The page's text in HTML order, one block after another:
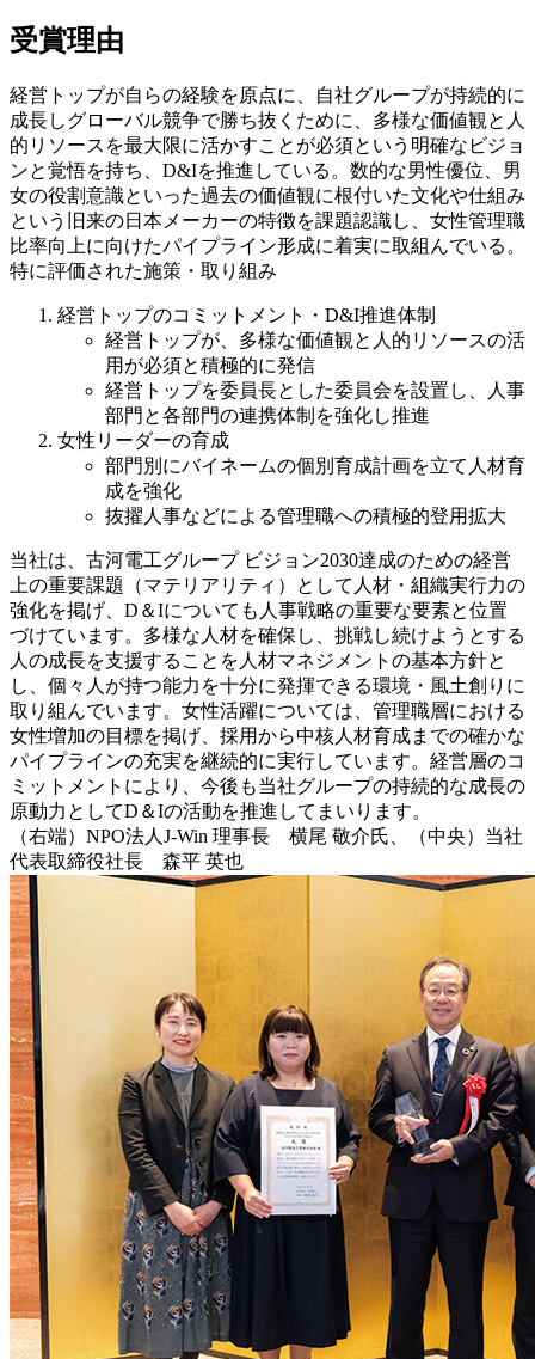
受賞理由
経営トップが自らの経験を原点に、自社グループが持続的に
成長しグローバル競争で勝ち抜くために、多様な価値観と人
的リソースを最大限に活かすことが必須という明確なビジョ
ンと覚悟を持ち、D&Iを推進している。数的な男性優位、男
女の役割意識といった過去の価値観に根付いた文化や仕組み
という旧来の日本メーカーの特徴を課題認識し、女性管理職
比率向上に向けたパイプライン形成に着実に取組んでいる。
特に評価された施策・取り組み
経営トップのコミットメント・D&I推進体制
経営トップが、多様な価値観と人的リソースの活
用が必須と積極的に発信
経営トップを委員長とした委員会を設置し、人事
部門と各部門の連携体制を強化し推進
女性リーダーの育成
部門別にバイネームの個別育成計画を立て人材育
成を強化
抜擢人事などによる管理職への積極的登用拡大
当社は、古河電工グループ ビジョン2030達成のための経営
上の重要課題（マテリアリティ）として人材・組織実行力の
強化を掲げ、D＆Iについても人事戦略の重要な要素と位置
づけています。多様な人材を確保し、挑戦し続けようとする
人の成長を支援することを人材マネジメントの基本方針と
し、個々人が持つ能力を十分に発揮できる環境・風土創りに
取り組んでいます。女性活躍については、管理職層における
女性増加の目標を掲げ、採用から中核人材育成までの確かな
パイプラインの充実を継続的に実行しています。経営層のコ
ミットメントにより、今後も当社グループの持続的な成長の
原動力としてD＆Iの活動を推進してまいります。
（右端）NPO法人J-Win 理事長 横尾 敬介氏、（中央）当社
代表取締役社長 森平 英也